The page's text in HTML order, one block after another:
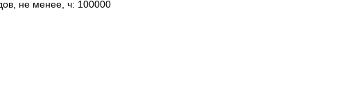
не менее, ч: 100000